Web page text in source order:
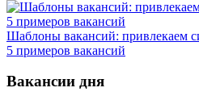
Шаблоны вакансий: привлекаем
5 примеров вакансий
Вакансии дня